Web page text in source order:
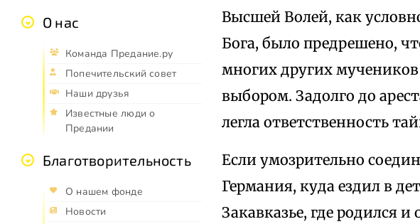
О нас
Команда Предание.ру
Попечительский совет
Наши друзья
Известные люди о
Предании
Благотворительность
О нашем фонде
Новости
Высшей Волей, как
Бога, было предрешено,
многих других
выбором. Задолго до
легла ответственность
Если умозрительно
Германия, куда ездил в
Закавказье, где родился